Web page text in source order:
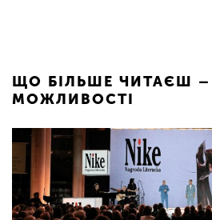
ЩО БІЛЬШЕ ЧИТАЄШ
МОЖЛИВОСТІ